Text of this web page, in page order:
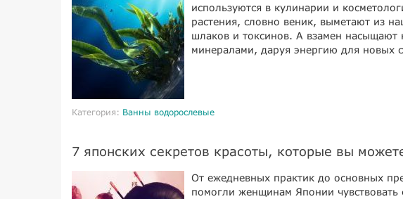
используются в кулинарии и
растения, словно веник, выметают из
шлаков и токсинов. А взамен
минералами, даруя энергию для новых
Категория: Ванны водорослевые
7 японских секретов красоты, которые вы
От ежедневных практик до основных
помогли женщинам Японии